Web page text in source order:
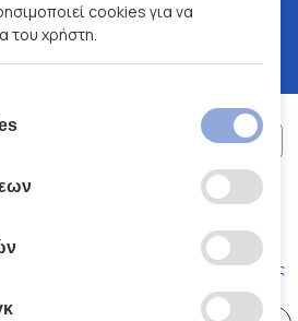
Α.Ε.
Κώδικας Δεοντολογίας
cookies για να
του χρήστη.